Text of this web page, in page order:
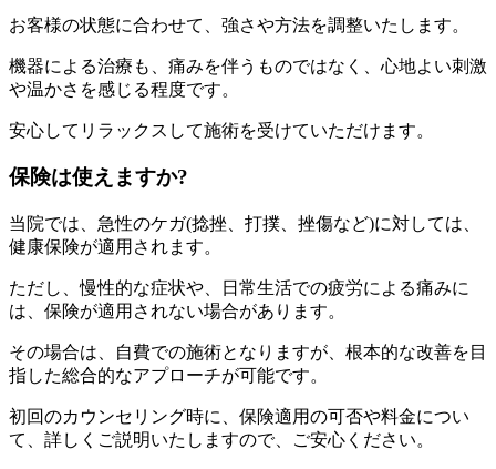
お客様の状態に合わせて、強さや方法を調整いたします。
機器による治療も、痛みを伴うものではなく、心地よい刺激
や温かさを感じる程度です。
安心してリラックスして施術を受けていただけます。
保険は使えますか?
当院では、急性のケガ(捻挫、打撲、挫傷など)に対しては、
健康保険が適用されます。
ただし、慢性的な症状や、日常生活での疲労による痛みに
は、保険が適用されない場合があります。
その場合は、自費での施術となりますが、根本的な改善を目
指した総合的なアプローチが可能です。
初回のカウンセリング時に、保険適用の可否や料金につい
て、詳しくご説明いたしますので、ご安心ください。